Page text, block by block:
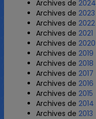
Archives de 2024
Archives de 2023
Archives de 2022
Archives de 2021
Archives de 2020
Archives de 2019
Archives de 2018
Archives de 2017
Archives de 2016
Archives de 2015
Archives de 2014
Archives de 2013